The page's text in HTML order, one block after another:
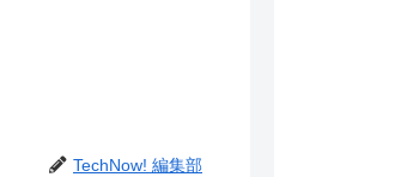
TechNow! 編集部